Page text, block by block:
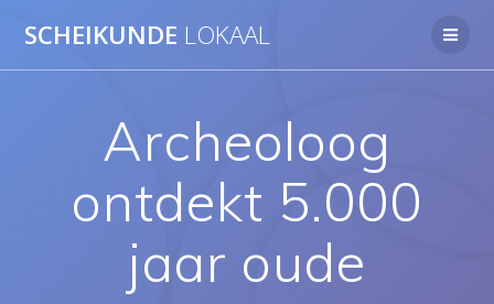
naar
SCHEIKUNDE LOKAAL
Archeoloog
ontdekt 5.000
jaar oude